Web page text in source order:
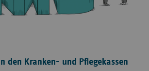
den Kranken- und Pflegekassen